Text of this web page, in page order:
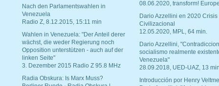
Nach den Parlamentswahlen in
Venezuela
Radio Z, 8.12.2015, 15:11 min
Wahlen in Venezuela: "Der Anteil derer
wächst, die weder Regierung noch
Opposition unterstützen - auch auf der
linken Seite"
3. Dezember 2015 Radio Z 95.8 MHz
Radia Obskura: Is Marx Muss?
08.06.2020, transform!
Dario Azzellini en 2020 Crisis
Civilizacional
12.05.2020, MPL, 64 min.
Dario Azzellini,
socialismo realmente
Venezuela"
28.09.2018, UED-UAZ, 13
Introducción por Henry